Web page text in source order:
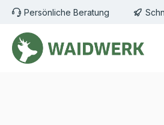
Hauptinhalt springen
Zur Suche springen
Zur Hauptnavigation springen
Persönliche Beratung